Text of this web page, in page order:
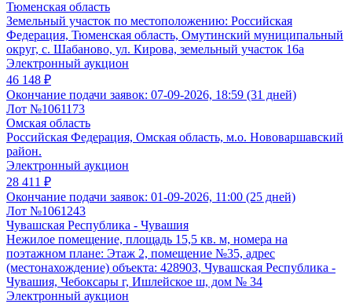
Тюменская область
Земельный участок по местоположению: Российская
Федерация, Тюменская область, Омутинский муниципальный
округ, с. Шабаново, ул. Кирова, земельный участок 16а
Электронный аукцион
46 148 ₽
Окончание подачи заявок: 07-09-2026, 18:59 (31 дней)
Лот №1061173
Омская область
Российская Федерация, Омская область, м.о. Нововаршавский
район.
Электронный аукцион
28 411 ₽
Окончание подачи заявок: 01-09-2026, 11:00 (25 дней)
Лот №1061243
Чувашская Республика - Чувашия
Нежилое помещение, площадь 15,5 кв. м, номера на
поэтажном плане: Этаж 2, помещение №35, адрес
(местонахождение) объекта: 428903, Чувашская Республика -
Чувашия, Чебоксары г, Ишлейское ш, дом № 34
Электронный аукцион